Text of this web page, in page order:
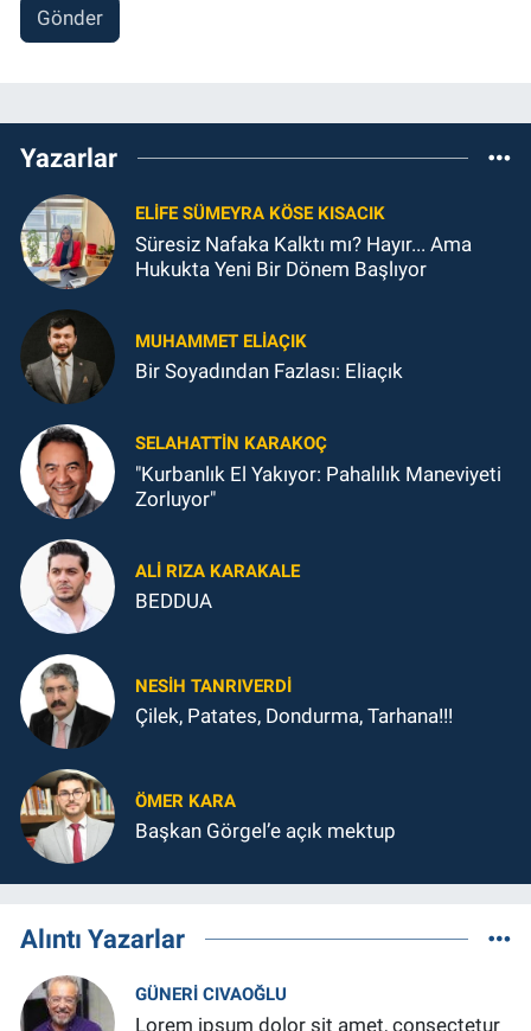
Gönder
Yazarlar
ELIFE SÜMEYRA KÖSE KISACIK
Süresiz Nafaka Kalktı mı? Hayır... Ama
Hukukta Yeni Bir Dönem Başlıyor
MUHAMMET ELİAÇIK
Bir Soyadından Fazlası: Eliaçık
SELAHATTIN KARAKOÇ
"Kurbanlık El Yakıyor: Pahalılık Maneviyeti
Zorluyor"
ALI RIZA KARAKALE
BEDDUA
NESIH TANRIVERDI
Çilek, Patates, Dondurma, Tarhana!!!
ÖMER KARA
Başkan Görgel’e açık mektup
Alıntı Yazarlar
GÜNERI CIVAOĞLU
Lorem ipsum dolor sit amet, consectetur